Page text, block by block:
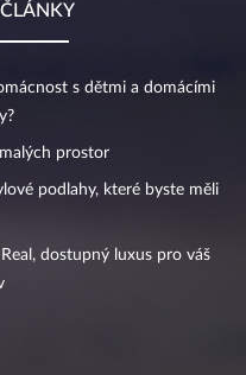
s dětmi a domácími
prostor
podlahy, které byste měli
dostupný luxus pro váš